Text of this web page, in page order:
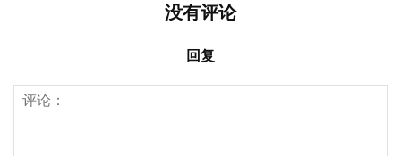
没有评论
回复